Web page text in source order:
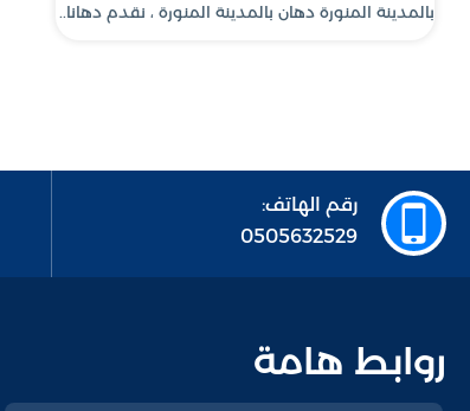
بالمدينة المنورة دهان بالمدينة المنورة ، نقدم دهانا..
رقم الهاتف:
0505632529
روابط هامة